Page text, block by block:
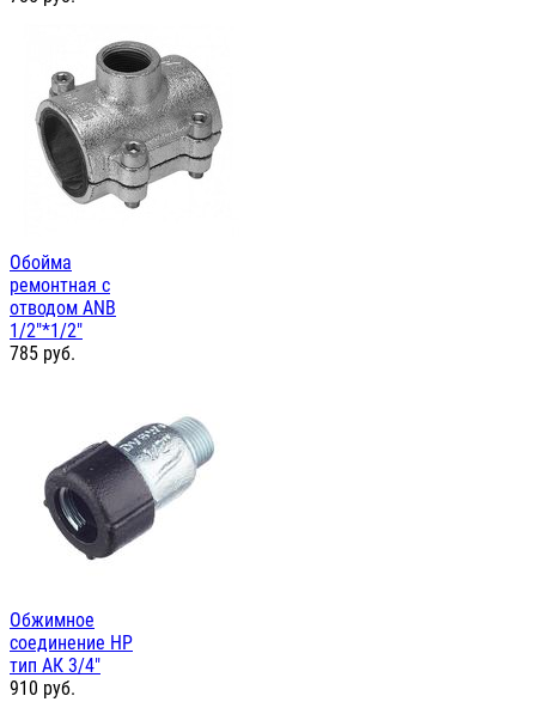
Обойма
ремонтная с
отводом ANB
1/2"*1/2"
785 руб.
Обжимное
соединение НР
тип АК 3/4"
910 руб.